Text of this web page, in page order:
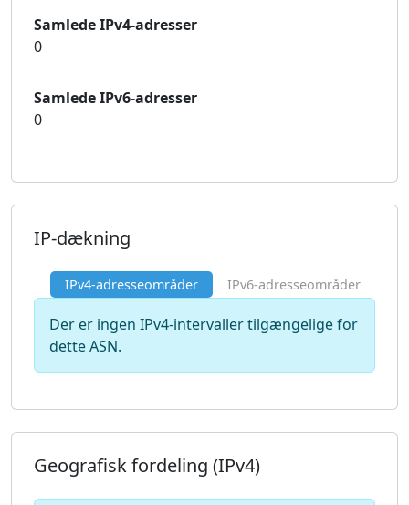
Samlede IPv4-adresser
0
Samlede IPv6-adresser
0
IP-dækning
IPv4-adresseområder IPv6-adresseområder
Der er ingen IPv4-intervaller tilgængelige for
dette ASN.
Geografisk fordeling (IPv4)